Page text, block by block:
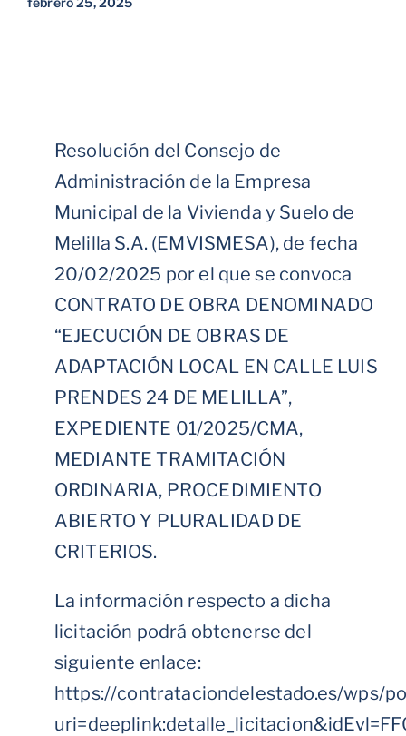
Resolución del Consejo de
Administración de la Empresa
Municipal de la Vivienda y Suelo de
Melilla S.A. (EMVISMESA), de fecha
20/02/2025 por el que se convoca
CONTRATO DE OBRA DENOMINADO
“EJECUCIÓN DE OBRAS DE
ADAPTACIÓN LOCAL EN CALLE LUIS
PRENDES 24 DE MELILLA”,
EXPEDIENTE 01/2025/CMA,
MEDIANTE TRAMITACIÓN
ORDINARIA, PROCEDIMIENTO
ABIERTO Y PLURALIDAD DE
CRITERIOS.
La información respecto a dicha
licitación podrá obtenerse del
siguiente enlace:
https://contrataciondelestado.es/wps/